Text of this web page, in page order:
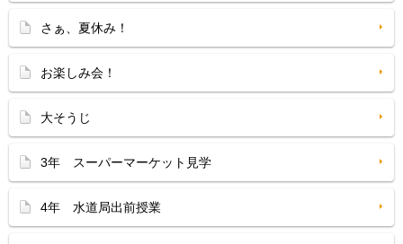
さぁ、夏休み！
お楽しみ会！
大そうじ
3年 スーパーマーケット見学
4年 水道局出前授業